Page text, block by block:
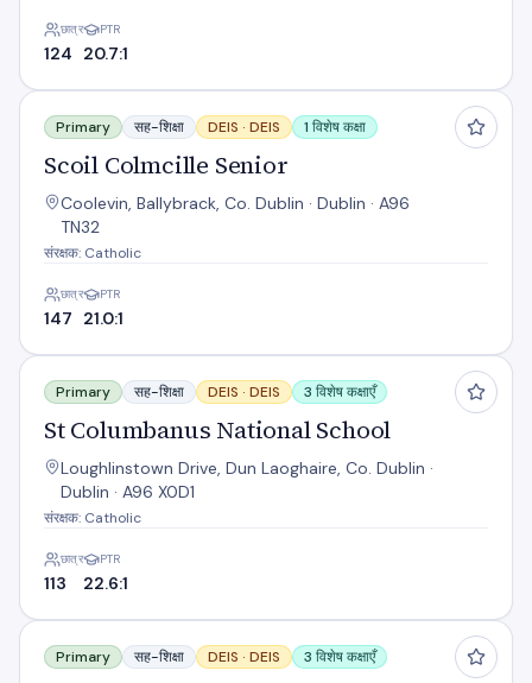
छात्र
124
PTR
20.7:1
Scoil Colmcille Senior
Primary सह-शिक्षा DEIS · DEIS 1 विशेष कक्षा
Scoil Colmcille Senior
Coolevin, Ballybrack, Co. Dublin · Dublin · A96
TN32
संरक्षक: Catholic
छात्र
147
PTR
21.0:1
St Columbanus National School
Primary सह-शिक्षा DEIS · DEIS 3 विशेष कक्षाएँ
St Columbanus National School
Loughlinstown Drive, Dun Laoghaire, Co. Dublin ·
Dublin · A96 X0D1
संरक्षक: Catholic
छात्र
113
PTR
22.6:1
St Johns N S
Primary सह-शिक्षा DEIS · DEIS 3 विशेष कक्षाएँ